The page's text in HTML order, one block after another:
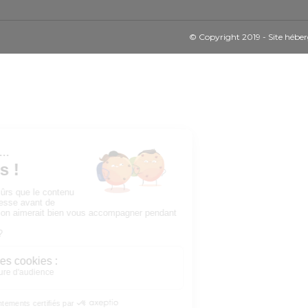
© Copyright 2019 - Site